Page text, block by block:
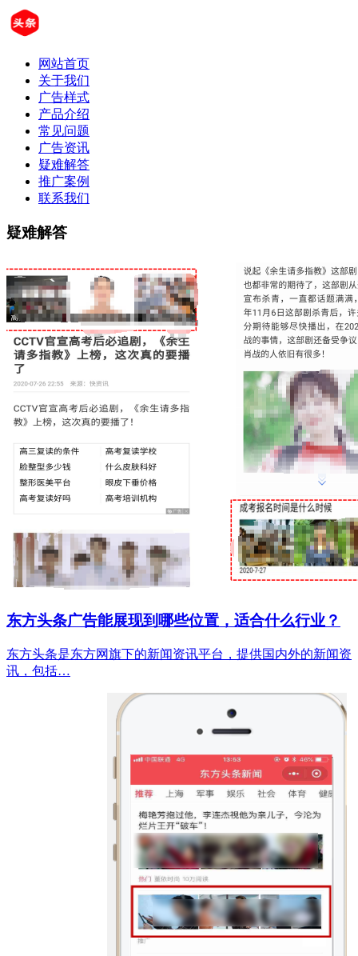
网站首页
关于我们
广告样式
产品介绍
常见问题
广告资讯
疑难解答
推广案例
联系我们
疑难解答
疑难解答|东方头条广告代理|
东方头条广告能展现到哪些位置，适合什么行业？
东方头条是东方网旗下的新闻资讯平台，提供国内外的新闻资
讯，包括…